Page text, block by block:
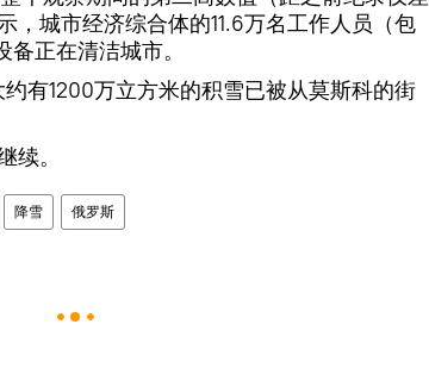
，城市经济综合体的11.6万名工作人员（包
正在清洁城市。
有1200万立方米的积雪已被从莫斯科的街
续。
降雪 俄罗斯